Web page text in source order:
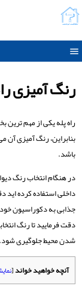
رنگ آمیزی
راه پله یکی از مهم
بنابراین، رنگ آمیزی
باشد.
در هنگام انتخاب رنگ
داخلی استفاده کرده اید
جذابی به دکوراسیون خود
دقت فرمایید تا رنگ
شدن محیط جلوگیری
آنچه خواهید خواند[